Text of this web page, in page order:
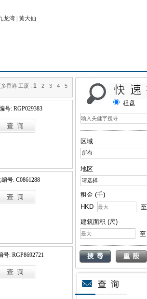
龙湾 黄大仙
多香港 工厦 : 1 - 2 - 3 - 4 - 5
号: RGP029383
号: C0861288
号: RGP8692721
租盘
区域
所有
地区
请选择...
租金 (千)
HKD
至
建筑面积 (尺)
至